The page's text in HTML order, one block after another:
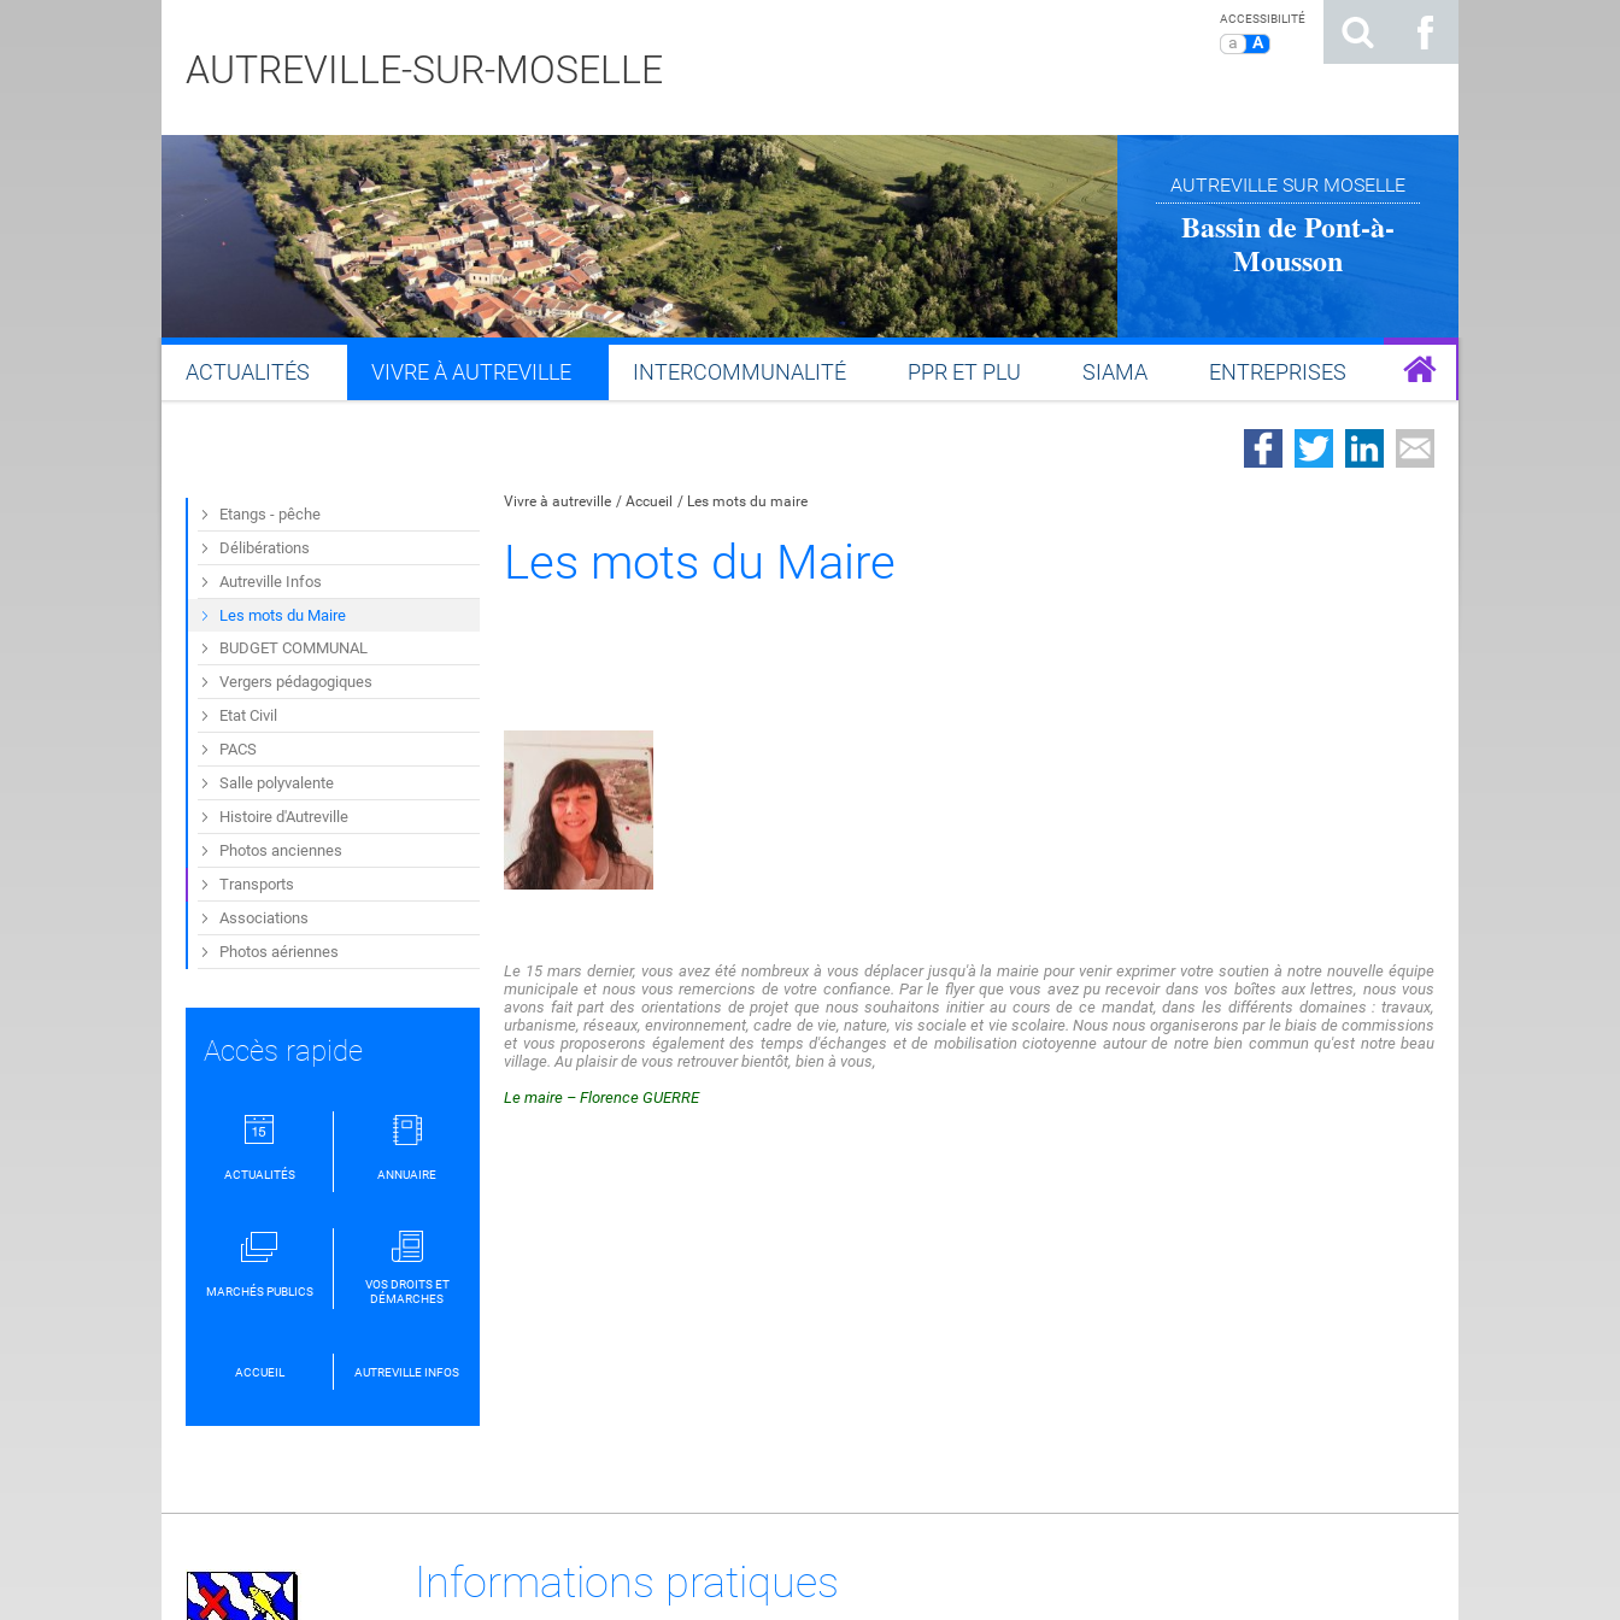
ACCESSIBILITÉ
a A
AUTREVILLE-SUR-MOSELLE
AUTREVILLE SUR MOSELLE
Bassin de Pont-à-
Mousson
ACTUALITÉS VIVRE À AUTREVILLE INTERCOMMUNALITÉ PPR ET PLU SIAMA ENTREPRISES
Vivre à autreville Accueil Les mots du maire
Les mots du Maire
Le 15 mars dernier, vous avez été nombreux à vous déplacer jusqu'à la mairie pour venir exprimer votre soutien à notre nouvelle équipe
municipale et nous vous remercions de votre confiance. Par le flyer que vous avez pu recevoir dans vos boîtes aux lettres, nous vous
avons fait part des orientations de projet que nous souhaitons initier au cours de ce mandat, dans les différents domaines : travaux,
urbanisme, réseaux, environnement, cadre de vie, nature, vis sociale et vie scolaire. Nous nous organiserons par le biais de commissions
et vous proposerons également des temps d'échanges et de mobilisation ciotoyenne autour de notre bien commun qu'est notre beau
village. Au plaisir de vous retrouver bientôt, bien à vous,
Le maire – Florence GUERRE
Etangs - pêche
Délibérations
Autreville Infos
Les mots du Maire
BUDGET COMMUNAL
Vergers pédagogiques
Etat Civil
PACS
Salle polyvalente
Histoire d'Autreville
Photos anciennes
Transports
Associations
Photos aériennes
Accès rapide
ACTUALITÉS ANNUAIRE
MARCHÉS PUBLICS
VOS DROITS ET
DÉMARCHES
ACCUEIL AUTREVILLE INFOS
Informations pratiques